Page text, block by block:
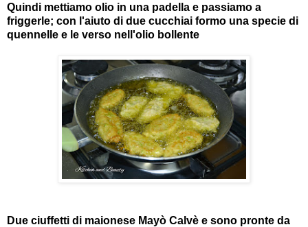
Quindi mettiamo olio in una padella e passiamo a
friggerle; con l'aiuto di due cucchiai formo una specie di
quennelle e le verso nell'olio bollente
Due ciuffetti di maionese Mayò Calvè e sono pronte da